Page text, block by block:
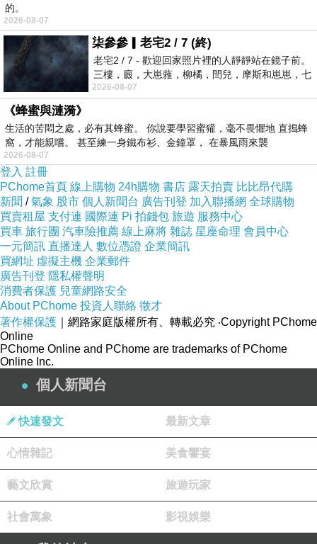
的。
2026-08-07
柒參參▎老宅2 / 7 (終)
老宅2 / 7 - 歡迎回家照片裡的人靜靜站在鏡子前。
三樓，廄，大崽蕥，柳橘，閆兒，摩斯和崽崽，七
個人整整齊齊地站在鏡框之外，如同
2026-08-07
《蜂蜜與漣漪》
生活的苦悶之處，必有其蜂蜜。 你說要學習蜜獾，毫不畏懼地 直搗蜂
窩，才能親嚐。 甚至練一身鐵布衫、金鐘罩， 在暴風雨來襲
2026-08-07
登入 註冊
PChome首頁 線上購物 24h購物 書店 露天拍賣 比比昂代購
新聞 /氣象 股市 個人新聞台 廣告刊登 加入聯播網 全球購物
買賣租屋 支付連 國際連 Pi 拍錢包 旅遊 服務中心
買車 旅行團 汽車險推薦 線上麻將 雜誌 星座命理 會員中心
一元簡訊 直播達人 數位憑證 企業簡訊
買網址 虛擬主機 企業郵件
廣告刊登 隱私權聲明
消費者保護 兒童網路安全
About PChome 投資人聯絡 徵才
著作權保護 ｜網路家庭版權所有、轉載必究 ‧Copyright PChome
Online
PChome Online and PChome are trademarks of PChome
Online Inc.
個人新聞台
快速發文 最新文章
心情雜記 美食饗宴
藝文欣賞 旅遊玩家
社會萬象 影視娛樂